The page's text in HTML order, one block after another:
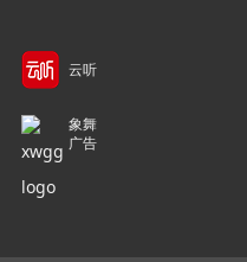
云听
象舞
广告